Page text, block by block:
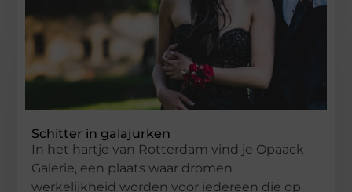
Schitter in galajurken
In het hartje van Rotterdam vind je Opaack
Galerie, een plaats waar dromen
werkelijkheid worden voor iedereen die op